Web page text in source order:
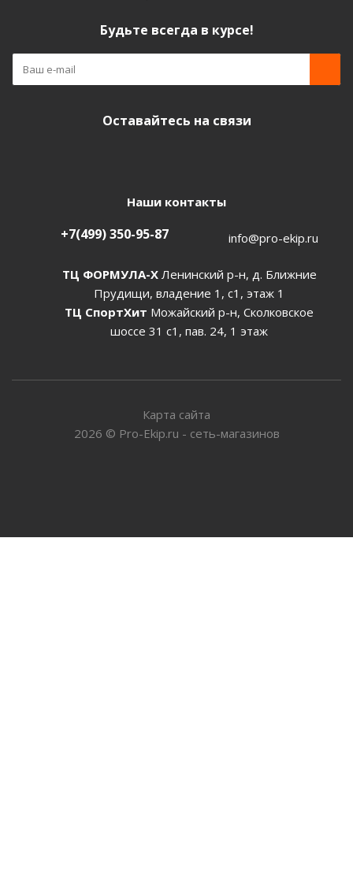
Будьте всегда в курсе!
Оставайтесь на связи
Наши контакты
+7(499) 350-95-87 info@pro-ekip.ru
ТЦ ФОРМУЛА-ХЛенинский р-н, д. Ближние
Прудищи, владение 1, с1, этаж 1
ТЦ СпортХит Можайский р-н, Сколковское
шоссе 31 с1, пав. 24, 1 этаж
Карта сайта
2026 © Pro-Ekip.ru - сеть-магазинов